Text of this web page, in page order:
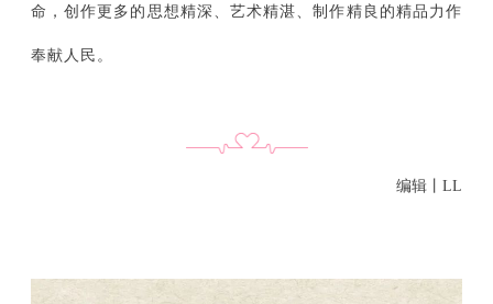
命，创作更多的思想精深、艺术精湛、制作精良的精品力作
奉献人民。
编辑丨LL